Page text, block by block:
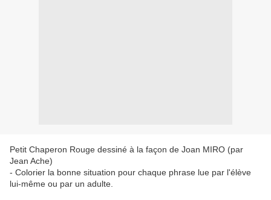
Petit Chaperon Rouge dessiné à la façon de Joan MIRO (par
Jean Ache)
- Colorier la bonne situation pour chaque phrase lue par l'élève
lui-même ou par un adulte.